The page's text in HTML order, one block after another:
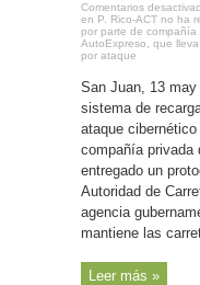
Comentarios
en P. Rico-ACT no ha
por parte de compañía
AutoExpreso, que
por ataque
San Juan, 13
sistema de
ataque
compañía privada
entregado un
Autoridad de
agencia
mantiene las
Leer más »